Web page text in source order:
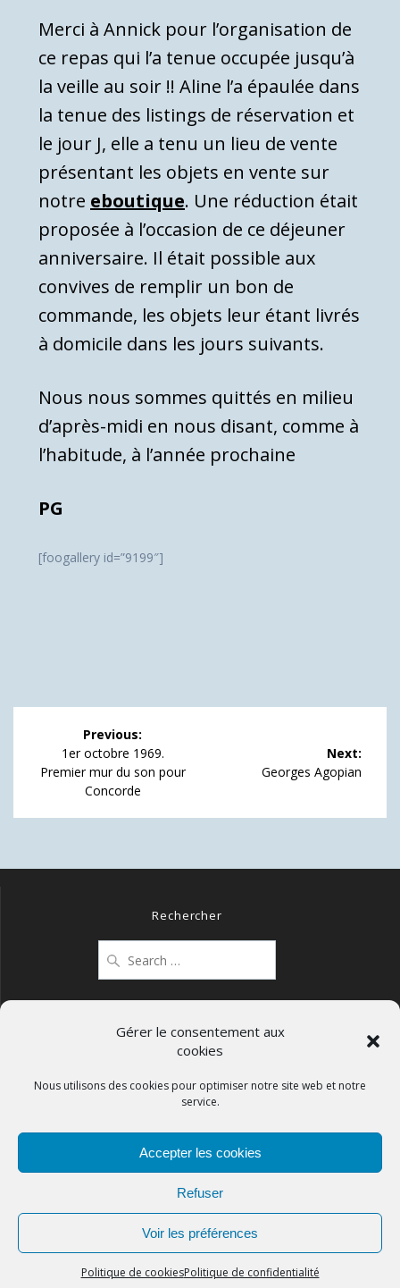
Gérer le consentement aux
cookies
Nous utilisons des cookies pour optimiser notre site web et notre
service.
Accepter les cookies
Refuser
Voir les préférences
Politique de cookiesPolitique de confidentialité
Merci à Annick pour l’organisation de
ce repas qui l’a tenue occupée jusqu’à
la veille au soir !! Aline l’a épaulée dans
la tenue des listings de réservation et
le jour J, elle a tenu un lieu de vente
présentant les objets en vente sur
notre eboutique. Une réduction était
proposée à l’occasion de ce déjeuner
anniversaire. Il était possible aux
convives de remplir un bon de
commande, les objets leur étant livrés
à domicile dans les jours suivants.
Nous nous sommes quittés en milieu
d’après-midi en nous disant, comme à
l’habitude, à l’année prochaine
PG
[foogallery id=”9199″]
Navigation
de
l’article
Previous:
Previous
post:
1er octobre 1969.
Premier mur du son pour
Concorde
Next:
Next
Georges Agopian
Rechercher
for:
Mentions légales
Politique de confidentialité
Politique de cookies (UE)
APCOS
© 2026